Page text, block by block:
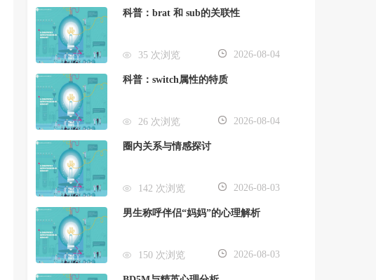
科普：brat 和 sub的关联性
35 次浏览 2026-08-04
科普：switch属性的特质
26 次浏览 2026-08-04
圈内关系与情感探讨
142 次浏览 2026-08-03
男生称呼伴侣“妈妈”的心理解析
150 次浏览 2026-08-03